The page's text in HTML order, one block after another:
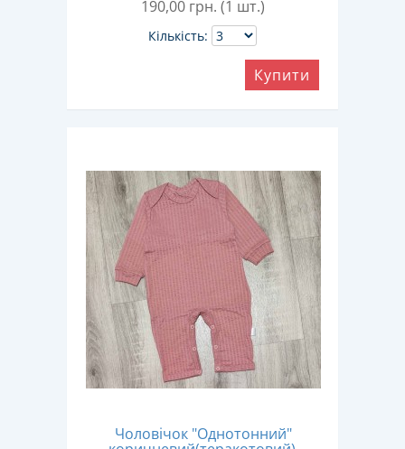
190,00 грн. (1 шт.)
Кількість:
Купити
Чоловічок "Однотонний"